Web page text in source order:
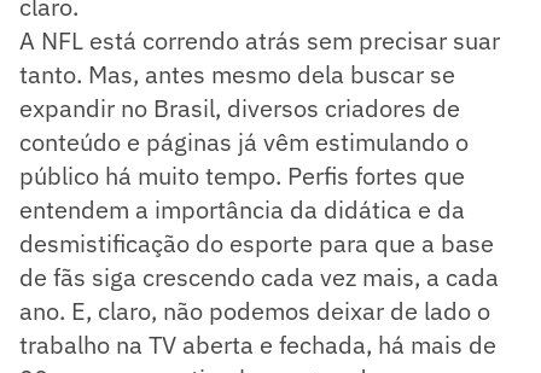
A NFL está correndo atrás sem precisar suar
tanto. Mas, antes mesmo dela buscar se
expandir no Brasil, diversos criadores de
conteúdo e páginas já vêm estimulando o
público há muito tempo. Perfis fortes que
entendem a importância da didática e da
desmistificação do esporte para que a base
de fãs siga crescendo cada vez mais, a cada
ano. E, claro, não podemos deixar de lado o
trabalho na TV aberta e fechada, há mais de